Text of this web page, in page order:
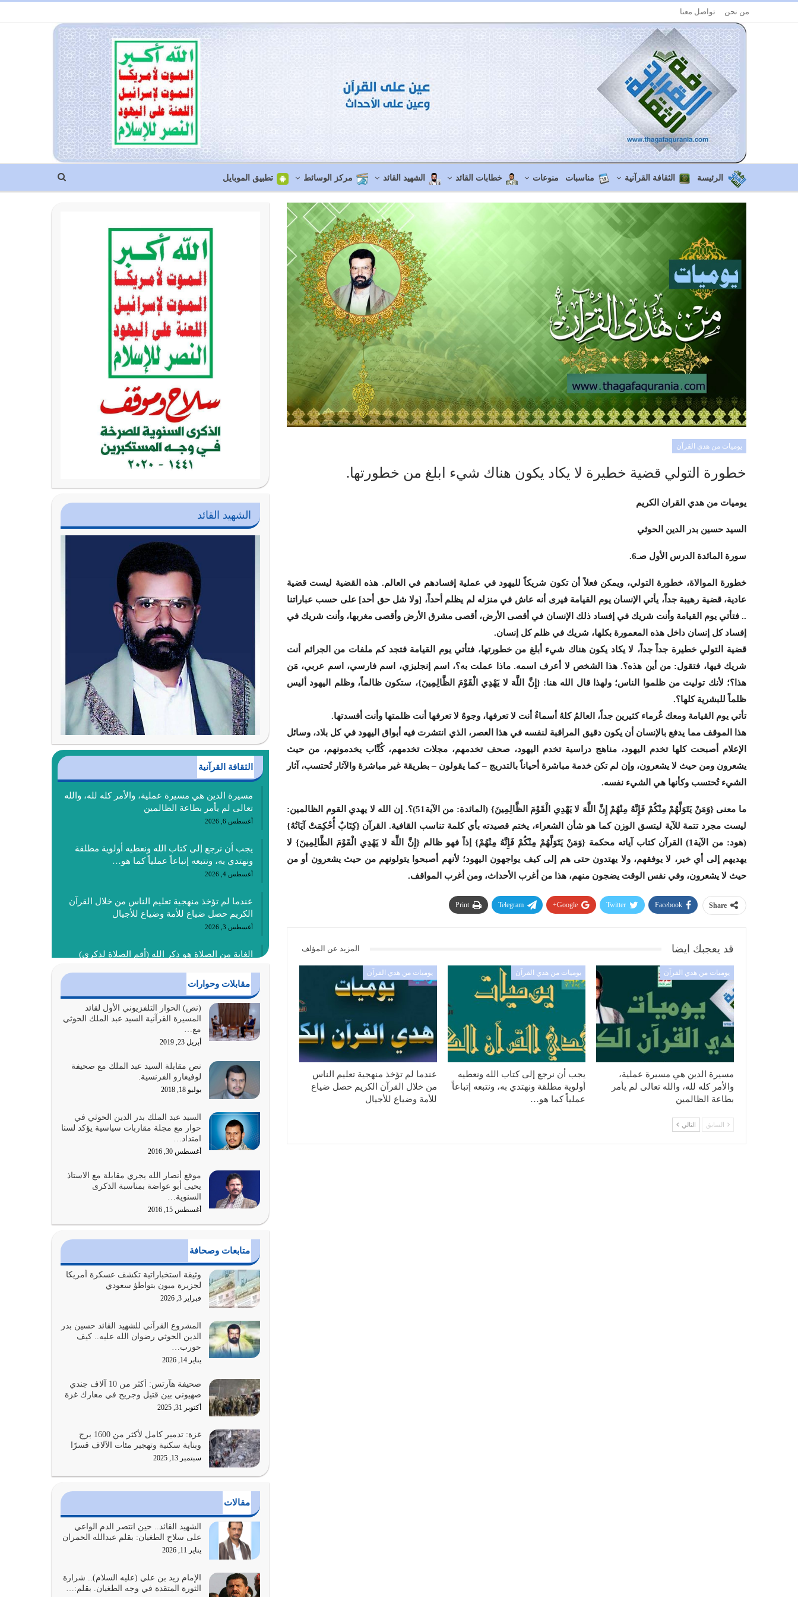
من نحن تواصل معنا
الرئيسة الثقافة القرآنية مناسبات منوعات خطابات القائد الشهيد القائد مركز الوسائط تطبيق الموبايل
يوميات من هدي القرآن
خطورة التولي قضية خطيرة لا يكاد يكون هناك شيء ابلغ من خطورتها.
يوميات من هدي القران الكريم
السيد حسين بدر الدين الحوثي
سورة المائدة الدرس الأول صـ6.
خطورة الموالاة، خطورة التولي، ويمكن فعلاً أن تكون شريكاً لليهود في عملية إفسادهم في العالم. هذه القضية ليست قضية
عادية، قضية رهيبة جداً، يأتي الإنسان يوم القيامة فيرى أنه عاش في منزله لم يظلم أحداً، [ولا شل حق أحد] على حسب عباراتنا
.. فتأتي يوم القيامة وأنت شريك في إفساد ذلك الإنسان في أقصى الأرض، أقصى مشرق الأرض وأقصى مغربها، وأنت شريك في
إفساد كل إنسان داخل هذه المعمورة بكلها، شريك في ظلم كل إنسان.
قضية التولي خطيرة جداً جداً، لا يكاد يكون هناك شيء أبلغ من خطورتها، فتأتي يوم القيامة فتجد كم ملفات من الجرائم أنت
شريك فيها، فتقول: من أين هذه؟. هذا الشخص لا أعرف اسمه. ماذا عملت به؟، اسم إنجليزي، اسم فارسي، اسم عربي، مَن
هذا؟؛ لأنك توليت من ظلموا الناس؛ ولهذا قال الله هنا: {إِنَّ اللَّهَ لا يَهْدِي الْقَوْمَ الظَّالِمِينَ}، ستكون ظالماً، وظلم اليهود أليس
ظلماً للبشرية كلها؟.
تأتي يوم القيامة ومعك غُرماء كثيرين جداً، العالمُ كلهُ أسماءٌ أنت لا تعرفها، وجوهٌ لا تعرفها أنت ظلمتها وأنت أفسدتها.
هذا الموقف مما يدفع بالإنسان أن يكون دقيق المراقبة لنفسه في هذا العصر، الذي انتشرت فيه أبواق اليهود في كل بلاد، وسائل
الإعلام أصبحت كلها تخدم اليهود، مناهج دراسية تخدم اليهود، صحف تخدمهم، مجلات تخدمهم، كُتَّاب يخدمونهم، من حيث
يشعرون ومن حيث لا يشعرون، وإن لم تكن خدمة مباشرة أحياناً بالتدريج – كما يقولون – بطريقة غير مباشرة والآثار تُحتسب، آثار
الشيء تُحتسب وكأنها هي الشيء نفسه.
ما معنى {وَمَنْ يَتَوَلَّهُمْ مِنْكُمْ فَإِنَّهُ مِنْهُمْ إِنَّ اللَّهَ لا يَهْدِي الْقَوْمَ الظَّالِمِينَ} (المائدة: من الآية51)؟. إن الله لا يهدي القوم الظالمين:
ليست مجرد تتمة للآية ليتسق الوزن كما هو شأن الشعراء، يختم قصيدته بأي كلمة تناسب القافية. القرآن {كِتَابٌ أُحْكِمَتْ آيَاتُهُ}
(هود: من الآية1) القرآن كتاب آياته محكمة {وَمَنْ يَتَوَلَّهُمْ مِنْكُمْ فَإِنَّهُ مِنْهُمْ} إذاً فهو ظالم {إِنَّ اللَّهَ لا يَهْدِي الْقَوْمَ الظَّالِمِينَ} لا
يهديهم إلى أي خير، لا يوفقهم، ولا يهتدون حتى هم إلى كيف يواجهون اليهود؛ لأنهم أصبحوا يتولونهم من حيث يشعرون أو من
حيث لا يشعرون، وفي نفس الوقت يضجون منهم، هذا من أغرب الأحداث، ومن أغرب المواقف.
Share
Facebook
Twitter
Google+
Telegram
Print
قد يعجبك ايضا المزيد عن المؤلف
يوميات من هدي القرآن
مسيرة الدين هي مسيرة عملية،
والأمر كله لله، والله تعالى لم يأمر
بطاعة الظالمين
يوميات من هدي القرآن
يجب أن نرجع إلى كتاب الله ونعطيه
أولوية مطلقة ونهتدي به، ونتبعه إتباعاً
عملياً كما هو…
يوميات من هدي القرآن
عندما لم تؤخذ منهجية تعليم الناس
من خلال القرآن الكريم حصل ضياع
للأمة وضياع للأجيال
السابق التالي
الشهيد القائد
الثقافة القرآنية
مسيرة الدين هي مسيرة عملية، والأمر كله لله، والله
تعالى لم يأمر بطاعة الظالمين
أغسطس 6, 2026
يجب أن نرجع إلى كتاب الله ونعطيه أولوية مطلقة
ونهتدي به، ونتبعه إتباعاً عملياً كما هو…
أغسطس 4, 2026
عندما لم تؤخذ منهجية تعليم الناس من خلال القرآن
الكريم حصل ضياع للأمة وضياع للأجيال
أغسطس 3, 2026
الغاية من الصلاة هو ذكر الله (أقم الصلاة لذكري)
أغسطس 2, 2026
السبب الرئيسي لشقاء الأمة الابتعاد عن كتاب الله
والتعدي لحدود الله بالإضافات للدين
أغسطس 1, 2026
أبرز أسباب الشقاء هو الإعراض عن ذكر الله وعن هدى
الله المتمثل في القرآن الكريم
يوليو 31, 2026
أولياء الشيطان كلما كانوا أكثر ولاءً وطاعة للشيطان
كلما كانوا أكثر ضعفاً
يوليو 30, 2026
والرزق والاستبشار والنجاة والخلود في…
يوليو 29, 2026
هل نحن من الصالحين؟ قيِّم نفسك هنا اترك القرآن
على أصله وأعرض نفسك، وأعرض ما لديك على…
يوليو 27, 2026
عندما يكون عدوك هو عدو الله معناه أن تكون نقاط
الضعف فيه كثيرة وسينصرك الله عليه إذا…
يوليو 26, 2026
أراد الله لهذه الأمة ان تكون خير امة أخرجت للناس
بالنهوض بالأمر بالمعروف والنهي عن…
يوليو 25, 2026
الدين الذي شرعه الله لا يجوز أن يخضع لآرائنا وأهوائنا
واجتهاداتنا لأننا سنختلف ونتفرق
يوليو 24, 2026
يجب أن نعود جميعاً الى القرآن وعندنا أخطاء جميعاً
لنعتصم بحبل الله جميعاً وليس كل…
يوليو 22, 2026
المُلك كله لله تعالى يؤتيه من يشاء وينزعه ممن يشاء
مقابلات وحوارات
(نص) الحوار التلفزيوني الأول لقائد
المسيرة القرآنية السيد عبد الملك الحوثي
مع…
أبريل 23, 2019
نص مقابلة السيد عبد الملك مع صحيفة
لوفيغارو الفرنسية.
يوليو 18, 2018
السيد عبد الملك بدر الدين الحوثي في
حوار مع مجلة مقاربات سياسية يؤكد لسنا
امتداد…
أغسطس 30, 2016
موقع أنصار الله يجري مقابلة مع الاستاذ
يحيى أبو عواضة بمناسبة الذكرى
السنوية…
أغسطس 15, 2016
متابعات وصحافة
وثيقة استخباراتية تكشف عسكرة أمريكا
لجزيرة ميون بتواطؤ سعودي
فبراير 3, 2026
المشروع القرآني للشهيد القائد حسين بدر
الدين الحوثي رضوان الله عليه.. كيف
حورب…
يناير 14, 2026
صحيفة هآرتس: أكثر من 10 آلاف جندي
صهيوني بين قتيل وجريح في معارك غزة
أكتوبر 31, 2025
غزة: تدمير كامل لأكثر من 1600 برج
وبناية سكنية وتهجير مئات الآلاف قسرًا
سبتمبر 13, 2025
مقالات
الشهيد القائد.. حين انتصر الدم الواعي
على سلاح الطغيان: بقلم عبدالله الحمران
يناير 11, 2026
الإمام زيد بن علي (عليه السلام).. شرارة
الثورة المتقدة في وجه الطغيان. بقلم:…